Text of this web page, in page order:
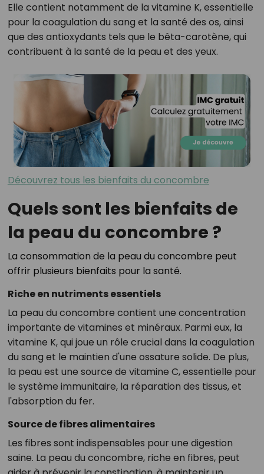
Elle contient notamment de la vitamine K, essentielle
pour la coagulation du sang et la santé des os, ainsi
que des antioxydants tels que le bêta-carotène, qui
contribuent à la santé de la peau et des yeux.
Découvrez tous les bienfaits du concombre
Quels sont les bienfaits de
la peau du concombre ?
La consommation de la peau du concombre peut
offrir plusieurs bienfaits pour la santé.
Riche en nutriments essentiels
La peau du concombre contient une concentration
importante de vitamines et minéraux. Parmi eux, la
vitamine K, qui joue un rôle crucial dans la coagulation
du sang et le maintien d'une ossature solide. De plus,
la peau est une source de vitamine C, essentielle pour
le système immunitaire, la réparation des tissus, et
l'absorption du fer.
Source de fibres alimentaires
Les fibres sont indispensables pour une digestion
saine. La peau du concombre, riche en fibres, peut